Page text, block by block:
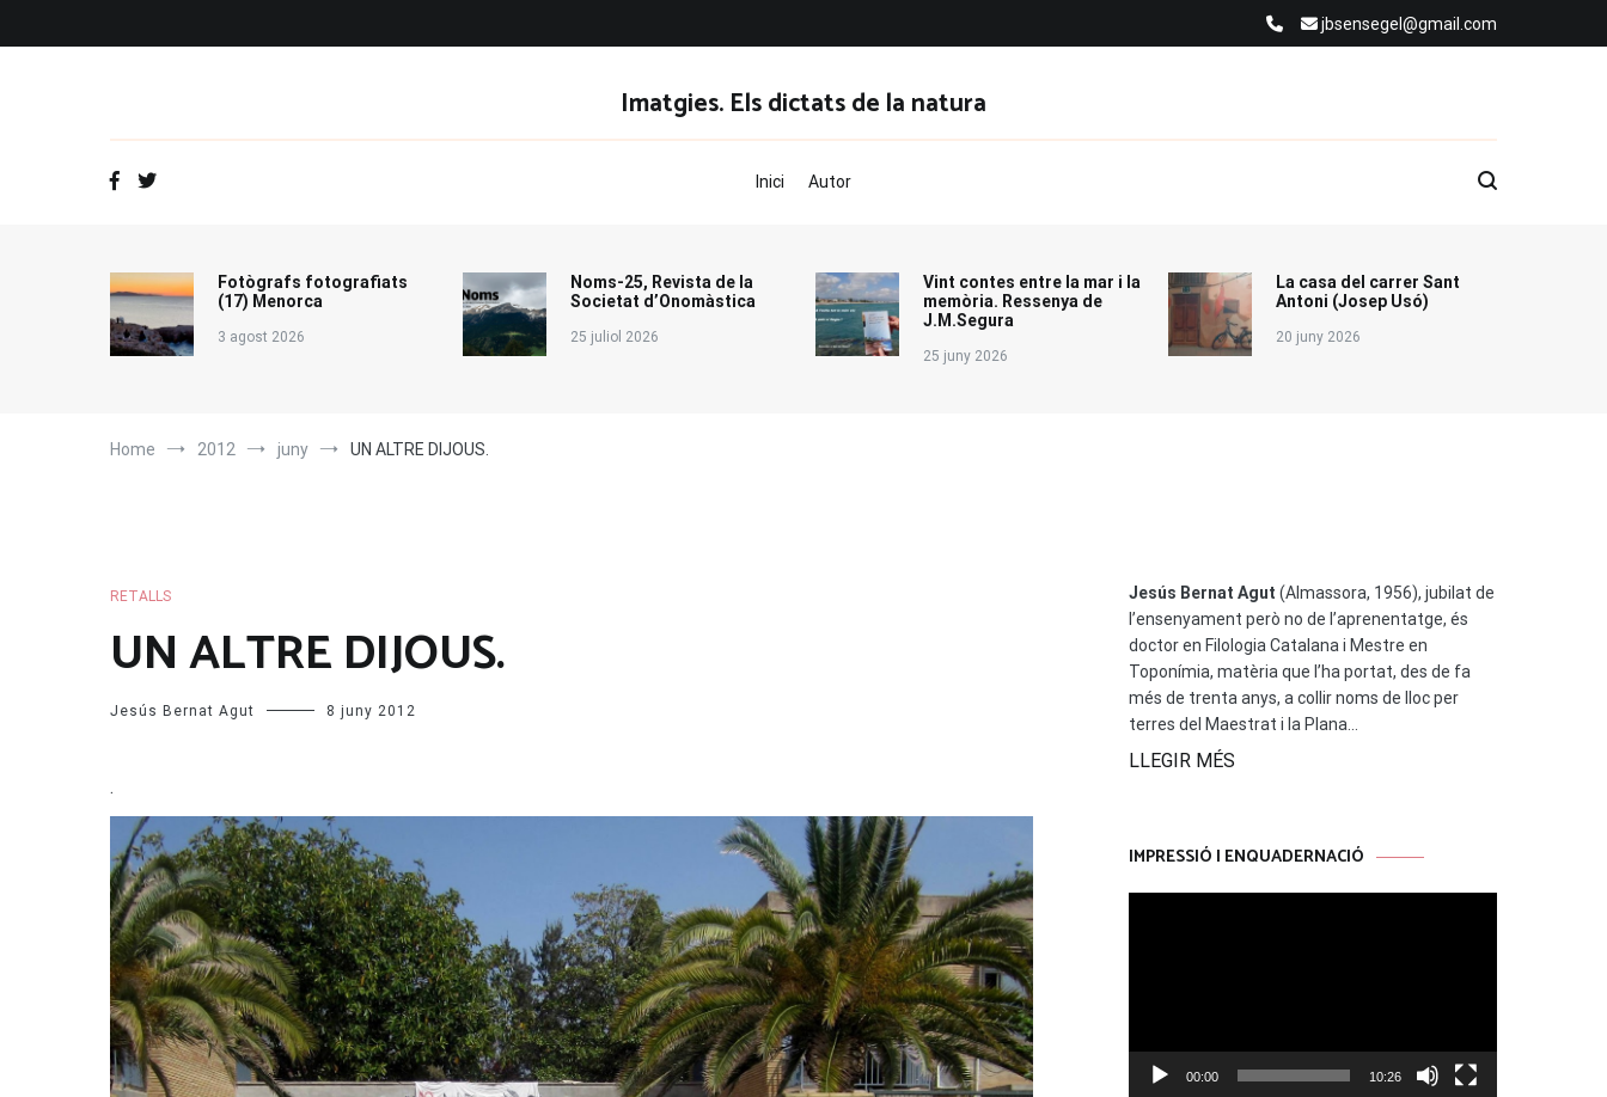
jbsensegel@gmail.com
Imatgies. Els dictats de la natura
Inici Autor
Fotògrafs fotografiats
(17) Menorca
3 agost 2026
Noms-25, Revista de la
Societat d’Onomàstica
25 juliol 2026
Vint contes entre la mar i la
memòria. Ressenya de
J.M.Segura
25 juny 2026
La casa del carrer Sant
Antoni (Josep Usó)
20 juny 2026
Home 2012 juny UN ALTRE DIJOUS.
RETALLS
UN ALTRE DIJOUS.
Jesús Bernat Agut 8 juny 2012
.
Jesús Bernat Agut (Almassora, 1956), jubilat de
l’ensenyament però no de l’aprenentatge, és
doctor en Filologia Catalana i Mestre en
Toponímia, matèria que l’ha portat, des de fa
més de trenta anys, a collir noms de lloc per
terres del Maestrat i la Plana...
LLEGIR MÉS
IMPRESSIÓ I ENQUADERNACIÓ
00:00 10:26